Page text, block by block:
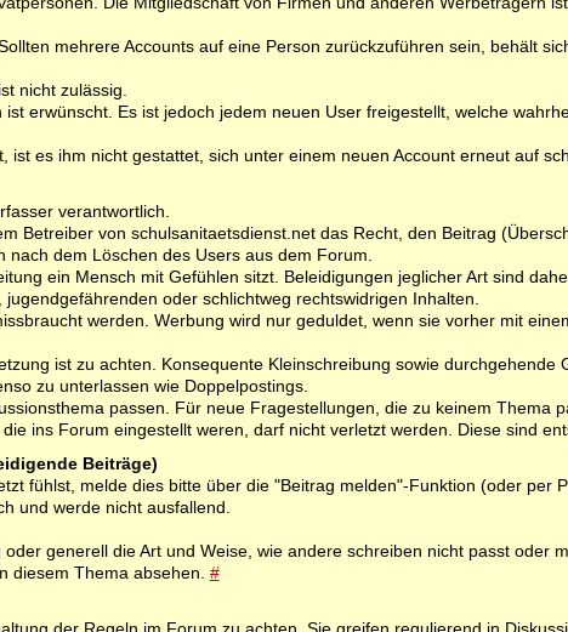
mehrere Accounts auf eine Person zurückzuführen sein, behält
nicht zulässig.
erwünscht. Es ist jedoch jedem neuen User freigestellt, welche
es ihm nicht gestattet, sich unter einem neuen Account erneut auf
verantwortlich.
Betreiber von schulsanitaetsdienst.net das Recht, den Beitrag
dem Löschen des Users aus dem Forum.
ein Mensch mit Gefühlen sitzt. Beleidigungen jeglicher Art sind
oder schlichtweg rechtswidrigen Inhalten.
werden. Werbung wird nur geduldet, wenn sie vorher mit
ist zu achten. Konsequente Kleinschreibung sowie
zu unterlassen wie Doppelpostings.
passen. Für neue Fragestellungen, die zu keinem Thema
ins Forum eingestellt weren, darf nicht verletzt werden. Diese sind
Beiträge)
fühlst, melde dies bitte über die "Beitrag melden"-Funktion (oder per
und werde nicht ausfallend.
generell die Art und Weise, wie andere schreiben nicht passt oder
diesem Thema absehen. #